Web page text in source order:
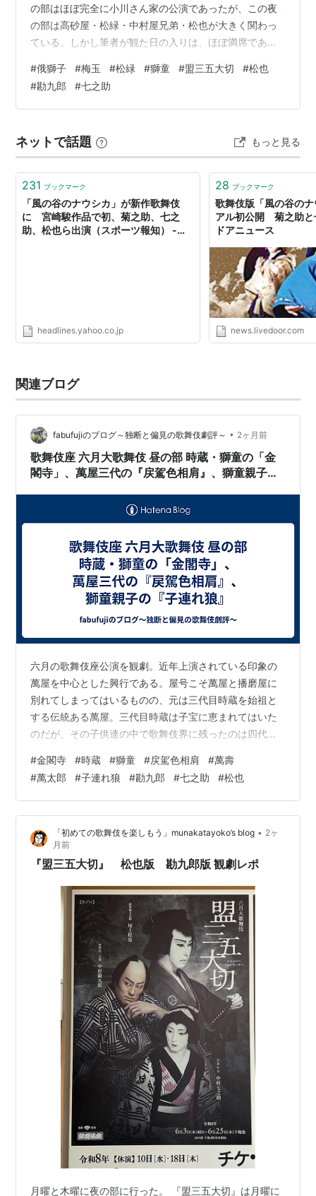
の部はほぼ完全に小川さん家の公演であったが、この夜
の部は高砂屋・松緑・中村屋兄弟・松也が大きく関わっ
ている。しかし筆者が観た日の入りは、ほぼ満席であっ
りの入りと云った感じであったろう。それにしても、松
也が歌舞伎座に出るのはいつ以来であろうか。今年の團
菊祭にも出ていないので、恐らく去年の團菊祭以来では
座に出演して貰いたいものである。 幕開きは『俄獅
子』。まぁ作りとしては『お祭り』と同様なイメージ…
#俄獅子 #梅玉 #松緑 #獅童 #盟三五大切 #松也
#勘九郎 #七之助
ネットで話題 もっと見る
231 ブックマーク
「風の谷のナウシカ」が新作歌舞伎
に 宮崎駿作品で初、菊之助、七之
助、松也ら出演（スポーツ報知） -
headlines.yahoo.co.jp
28 ブックマーク
歌舞伎版「風の谷の
アル初公開 菊之助と
ドアニュース
news.livedoor.com
関連ブログ
fabufujiのブログ～独断と偏見の歌舞伎劇評～ • 2ヶ月前
歌舞伎座 六月大歌舞伎 昼の部 時蔵・獅童の「金
閣寺」、萬屋三代の『戻駕色相肩』、獅童親子の
六月の歌舞伎座公演を観劇。近年上演されている印象の
萬屋を中心とした興行である。屋号こそ萬屋と播磨屋に
別れてしまってはいるものの、元は三代目時蔵を始祖と
する伝統ある萬屋。三代目時蔵は子宝に恵まれてはいた
のだが、その子供達の中で歌舞伎界に残ったのは四代目
屋は日の目を見ない時代が続いていた。加えて後継がい
ない事を案じた亡き吉右衛門が、歌六と又五郎(当時歌昇)
を播磨屋に引き抜いてしまった事もあり、増々萬屋は先
細りしてしまう事となった。 しかし自らは映画界に移籍
してしまった三代目の息子である中村錦之介が、親類が
梨園の中で冷遇されている事を憂いて芸名を萬屋…
#金閣寺 #時蔵 #獅童 #戻駕色相肩 #萬壽
#萬太郎 #子連れ狼 #勘九郎 #七之助 #松也
「初めての歌舞伎を楽しもう」munakatayoko’s blog • 2ヶ
月前
『盟三五大切』 松也版 勘九郎版 観劇レポ
月曜と木曜に夜の部に行った。 『盟三五大切』は月曜に